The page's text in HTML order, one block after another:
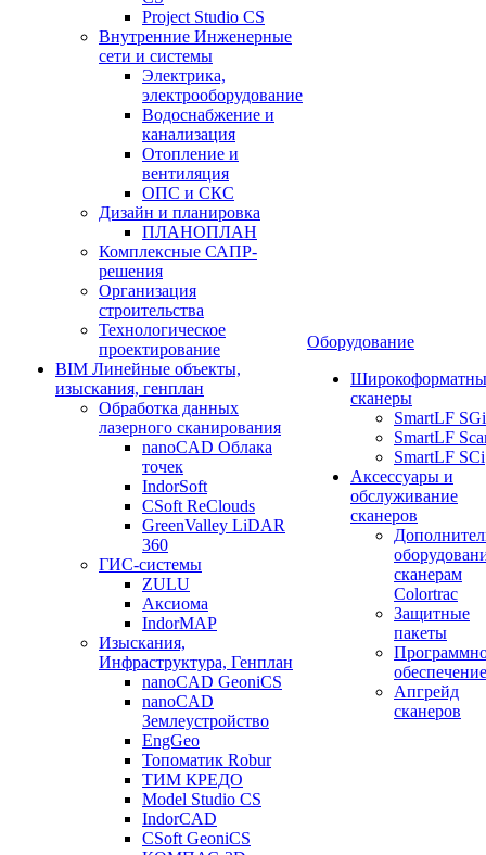
Project Studio CS
Внутренние Инженерные
сети и системы
Электрика,
электрооборудование
Водоснабжение и
канализация
Отопление и
вентиляция
ОПС и СКС
Дизайн и планировка
ПЛАНОПЛАН
Комплексные САПР-
решения
Организация
строительства
Технологическое
проектирование
BIM Линейные объекты,
изыскания, генплан
Обработка данных
лазерного сканирования
nanoCAD Облака
точек
IndorSoft
CSoft ReClouds
GreenValley LiDAR
360
ГИС-системы
ZULU
Аксиома
IndorMAP
Изыскания,
Инфраструктура, Генплан
nanoCAD GeoniCS
nanoCAD
Землеустройство
EngGeo
Топоматик Robur
ТИМ КРЕДО
Model Studio CS
IndorCAD
CSoft GeoniCS
Оборудование
сканеры
SmartLF SGi
SmartLF
SmartLF SCi
Аксессуары и
обслуживание
сканеров
сканерам
Colortrac
Защитные
пакеты
обеспечение
Апгрейд
сканеров